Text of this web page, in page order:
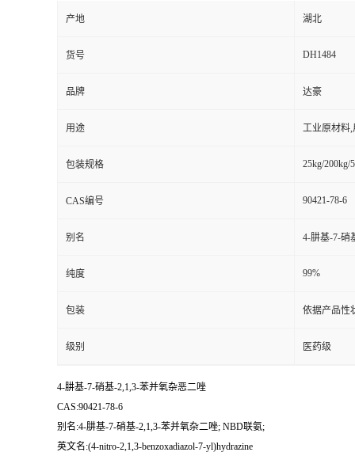
产地 湖北
货号 DH1484
品牌 达豪
用途 工业原材料
包装规格 25kg/200kg/
CAS编号 90421-78-6
别名 4-肼基-7-硝
纯度 99%
包装 依据产品性
级别 医药级
4-肼基-7-硝基-2,1,3-苯并氧杂恶二唑
CAS:90421-78-6
别名:4-肼基-7-硝基-2,1,3-苯并氧杂二唑; NBD联氨;
英文名:(4-nitro-2,1,3-benzoxadiazol-7-yl)hydrazine